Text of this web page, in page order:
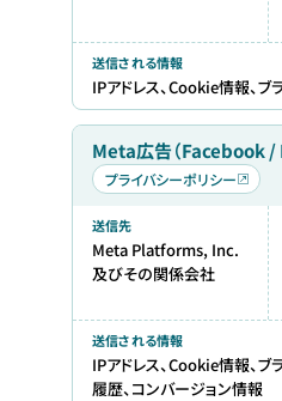
送信される情報
IPアドレス、Cookie情報、
Meta広告（Facebook /
プライバシーポリシー
送信先
Meta Platforms, Inc.
及びその関係会社
送信される情報
IPアドレス、Cookie情報、
履歴、コンバージョン情報